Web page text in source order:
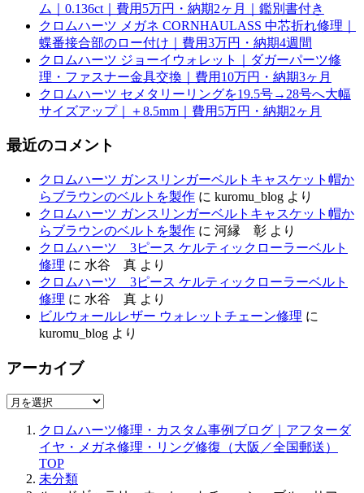
ム｜0.136ct｜費用5万円・納期2ヶ月｜鑑別書付き
クロムハーツ メガネ CORNHAULASS 中芯折れ修理｜
蝶番接合部のロー付け｜費用3万円・納期4週間
クロムハーツ ジョーイウォレット｜ダガーパーツ修
理・ファスナー金具交換｜費用10万円・納期3ヶ月
クロムハーツ セメタリーリングを19.5号→28号へ大幅
サイズアップ｜＋8.5mm｜費用5万円・納期2ヶ月
最近のコメント
クロムハーツ ガンスリンガーベルトキャスケット帽か
らブラウンのベルトを製作 に kuromu_blog より
クロムハーツ ガンスリンガーベルトキャスケット帽か
らブラウンのベルトを製作 に 河縁 彰 より
クロムハーツ 3ピース ケルティックローラーベルト
修理 に 水谷 真 より
クロムハーツ 3ピース ケルティックローラーベルト
修理 に 水谷 真 より
ビルウォールレザー ウォレットチェーン修理 に
kuromu_blog より
アーカイブ
ア
クロムハーツ修理・カスタム事例ブログ｜アフターダ
イヤ・メガネ修理・リング修復（大阪／全国郵送）
TOP
未分類